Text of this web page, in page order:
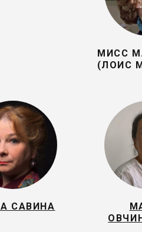
МИСС
(ЛОИС
САВИНА